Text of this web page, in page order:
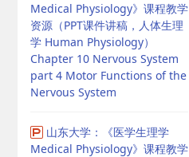
Medical Physiology》课程教学
资源（PPT课件讲稿，人体生理
学 Human Physiology）
Chapter 10 Nervous System
part 4 Motor Functions of the
Nervous System
山东大学：《医学生理学
Medical Physiology》课程教学